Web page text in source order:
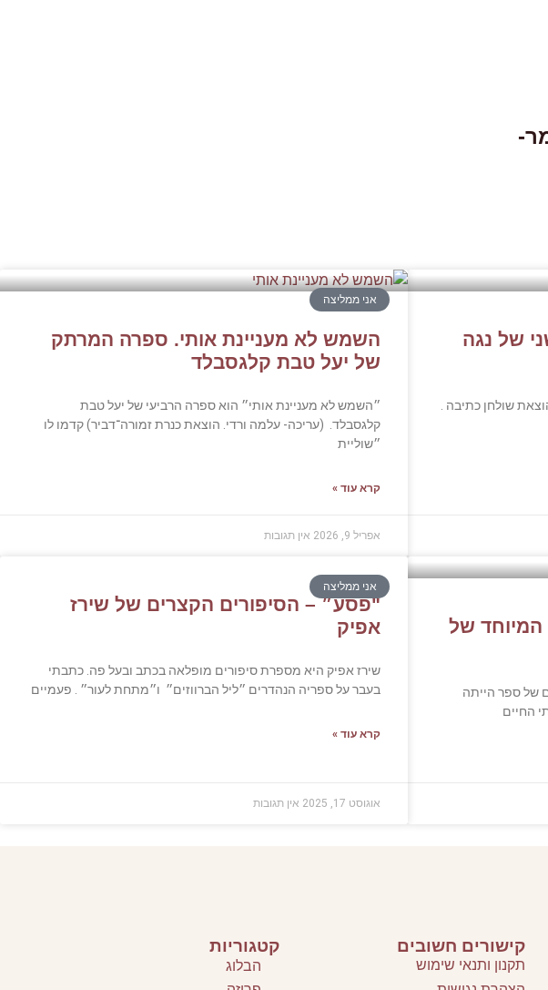
של נגה
שולחן כתיבה .
אני ממליצה
השמש לא מעניינת אותי. ספרה המרתק
של יעל טבת קלגסבלד
״השמש לא מעניינת אותי״ הוא ספרה הרביעי של יעל טבת
קלגסבלד. (עריכה- עלמה ורדי. הוצאת כנרת זמורה־דביר) קדמו לו
״שוליית
קרא עוד »
אפריל 9, 2026 אין תגובות
של
של ספר הייתה
החיים
אני ממליצה
"פסע״ – הסיפורים הקצרים של שירז
אפיק
שירז אפיק היא מספרת סיפורים מופלאה בכתב ובעל פה. כתבתי
בעבר על ספריה הנהדרים ״ליל הברווזים״ ו״מתחת לעור״ . פעמיים
קרא עוד »
אוגוסט 17, 2025 אין תגובות
קישורים חשובים
תקנון ותנאי שימוש
קטגוריות
הבלוג